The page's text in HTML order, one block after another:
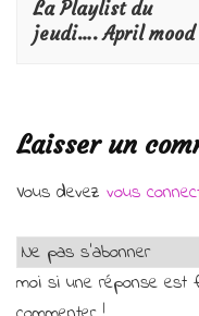
La Playlist du
jeudi…. April mood
Laisser un
Vous devez vous
moi si une réponse est